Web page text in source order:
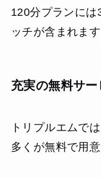
120分プランには
ッチが含まれます
充実の無料サー
トリプルエムで
多くが無料で用